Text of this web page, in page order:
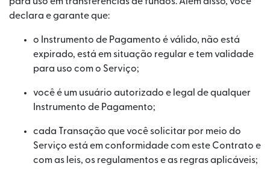
declara e garante que:
o Instrumento de Pagamento é válido, não está
expirado, está em situação regular e tem validade
para uso com o Serviço;
você é um usuário autorizado e legal de qualquer
Instrumento de Pagamento;
cada Transação que você solicitar por meio do
Serviço está em conformidade com este Contrato e
com as leis, os regulamentos e as regras aplicáveis;